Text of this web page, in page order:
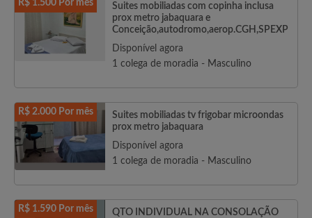
R$ 1.500 Por mês
Suites mobiliadas com copinha inclusa
prox metro jabaquara e
Conceição,autodromo,aerop.CGH,SPEXP
Disponível agora
1 colega de moradia - Masculino
R$ 2.000 Por mês
Suites mobiliadas tv frigobar microondas
prox metro jabaquara
Disponível agora
1 colega de moradia - Masculino
R$ 1.590 Por mês
QTO INDIVIDUAL NA CONSOLAÇÃO